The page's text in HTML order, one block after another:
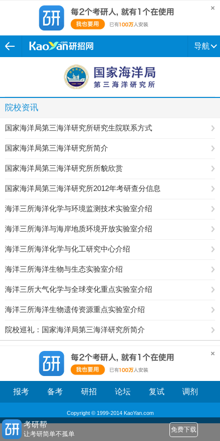
导航
院校资讯
国家海洋局第三海洋研究所研究生院联系方式
国家海洋局第三海洋研究所简介
国家海洋局第三海洋研究所所貌欣赏
国家海洋局第三海洋研究所2012年考研查分信息
海洋三所海洋化学与环境监测技术实验室介绍
海洋三所海洋与海岸地质环境开放实验室介绍
海洋三所海洋化学与化工研究中心介绍
海洋三所海洋生物与生态实验室介绍
海洋三所大气化学与全球变化重点实验室介绍
海洋三所海洋生物遗传资源重点实验室介绍
院校巡礼：国家海洋局第三海洋研究所简介
报考 备考 研招 论坛 复试 调剂
Copyright © 1999-2014 KaoYan.com
考研帮
让考研简单不孤单
免费下载